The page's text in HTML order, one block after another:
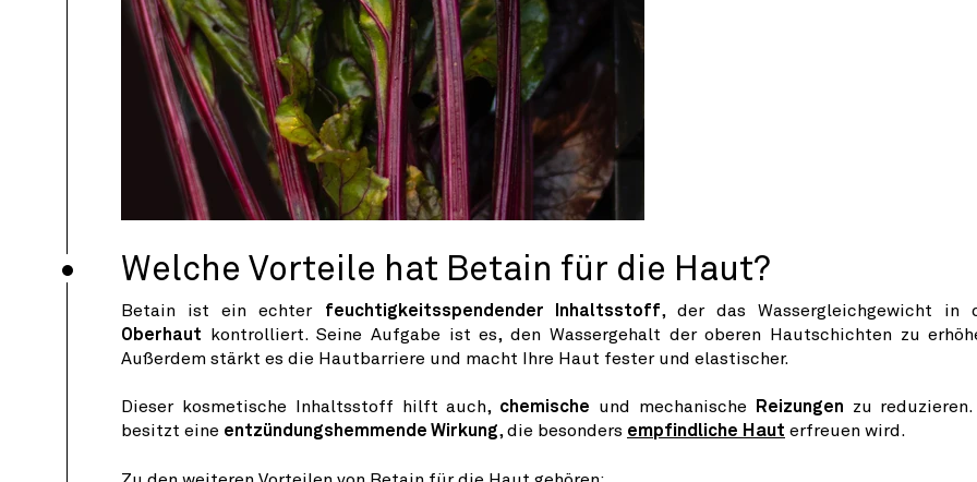
Welche Vorteile hat Betain für die Haut?
Betain ist ein echter feuchtigkeitsspendender Inhaltsstoff, der das Wassergleichgewicht in
Oberhaut kontrolliert. Seine Aufgabe ist es, den Wassergehalt der oberen Hautschichten zu
Außerdem stärkt es die Hautbarriere und macht Ihre Haut fester und elastischer.
Dieser kosmetische Inhaltsstoff hilft auch, chemische und mechanische Reizungen zu
besitzt eine entzündungshemmende Wirkung, die besonders empfindliche Haut erfreuen wird.